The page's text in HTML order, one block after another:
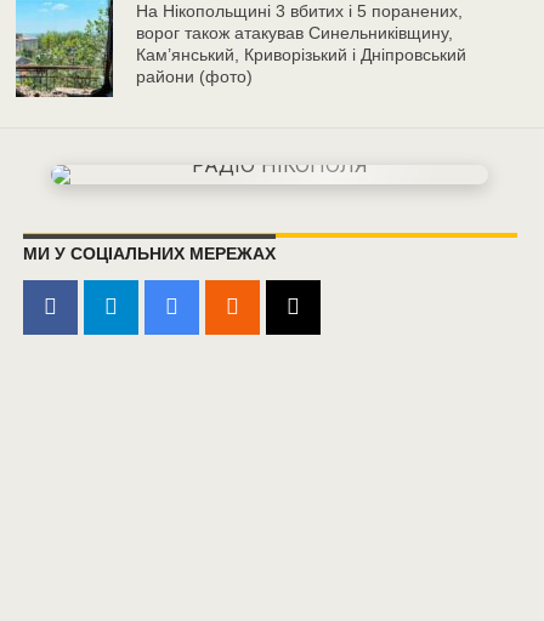
На Нікопольщині 3 вбитих і 5 поранених,
ворог також атакував Синельниківщину,
Кам’янський, Криворізький і Дніпровський
райони (фото)
МИ У СОЦІАЛЬНИХ МЕРЕЖАХ